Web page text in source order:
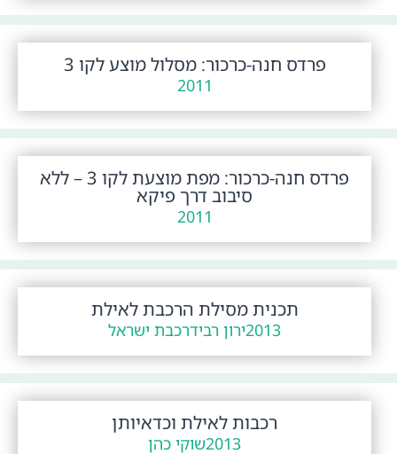
פרדס חנה-כרכור: מסלול מוצע לקו 3
2011
פרדס חנה-כרכור: מפת מוצעת לקו 3 – ללא
סיבוב דרך פיקא
2011
תכנית מסילת הרכבת לאילת
2013ירון רבידרכבת ישראל
רכבות לאילת וכדאיותן
2013שוקי כהן